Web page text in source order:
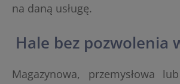
na daną usługę.
Hale bez pozwolenia
Magazynowa, przemysłowa